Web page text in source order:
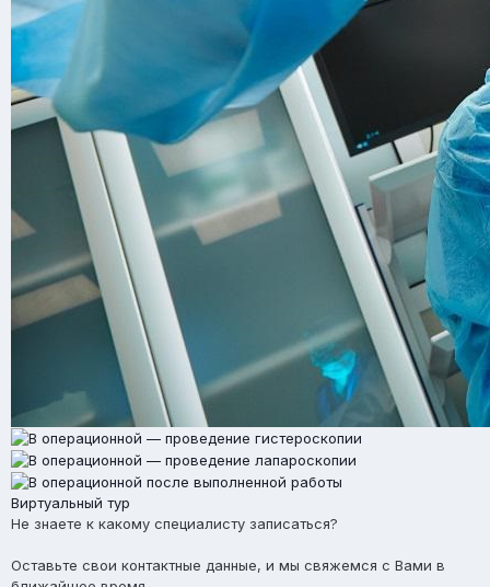
Виртуальный тур
Не знаете к какому специалисту записаться?
Оставьте свои контактные данные, и мы свяжемся с Вами в